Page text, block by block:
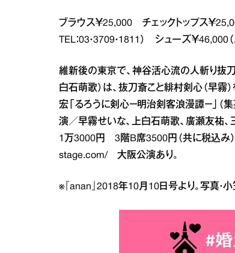
ブラウス￥25,000 チェックトップス￥
TEL：03・3709・1811） シューズ￥46,000
維新後の東京で、神谷活心流の人斬り抜
白石萌歌）は、抜刀斎こと緋村剣心（早
宏「るろうに剣心－明治剣客浪漫譚－」（
演／早霧せいな、上白石萌歌、廣瀬友祐
1万3000円 3階B席3500円（共に税込み
stage.com/ 大阪公演あり。
※『anan』2018年10月10日号より。写真・